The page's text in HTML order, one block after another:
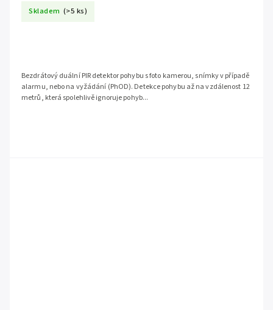
Skladem (>5 ks)
Bezdrátový duální PIR detektor pohybu s foto kamerou, snímky v případě
alarmu, nebo na vyžádání (PhOD). Detekce pohybu až na vzdálenost 12
metrů, která spolehlivě ignoruje pohyb...